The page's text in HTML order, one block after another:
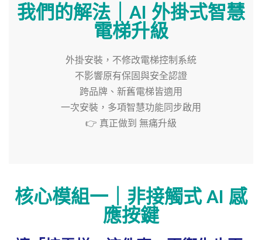
我們的解法｜AI 外掛式智慧
電梯升級
外掛安裝，不修改電梯控制系統
不影響原有保固與安全認證
跨品牌、新舊電梯皆適用
一次安裝，多項智慧功能同步啟用
👉 真正做到 無痛升級
核心模組一｜非接觸式 AI 感
應按鍵